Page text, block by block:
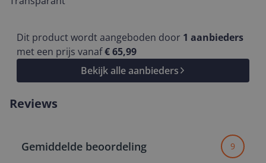
Dit product wordt aangeboden door 1 aanbieders
met een prijs vanaf€ 65,99
Bekijk alle aanbieders
Reviews
Gemiddelde beoordeling 9